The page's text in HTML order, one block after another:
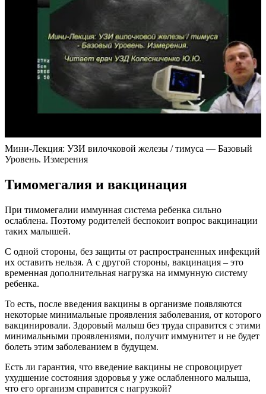
Мини-Лекция: УЗИ вилочковой железы / тимуса — Базовый
Уровень. Измерения
Тимомегалия и вакцинация
При тимомегалии иммунная система ребенка сильно
ослаблена. Поэтому родителей беспокоит вопрос вакцинации
таких малышей.
С одной стороны, без защиты от распространенных инфекций
их оставить нельзя. А с другой стороны, вакцинация – это
временная дополнительная нагрузка на иммунную систему
ребенка.
То есть, после введения вакцины в организме появляются
некоторые минимальные проявления заболевания, от которого
вакцинировали. Здоровый малыш без труда справится с этими
минимальными проявлениями, получит иммунитет и не будет
болеть этим заболеванием в будущем.
Есть ли гарантия, что введение вакцины не спровоцирует
ухудшение состояния здоровья у уже ослабленного малыша,
что его организм справится с нагрузкой?